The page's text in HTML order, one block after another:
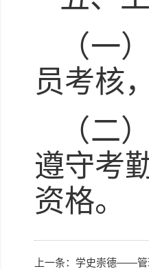
（一
员考核
（二
遵守考
资格。
上一条： 学史崇德——管